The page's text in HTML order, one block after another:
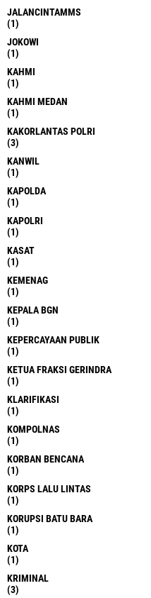
JALANCINTAMMS
(1)
JOKOWI
(1)
KAHMI
(1)
KAHMI MEDAN
(1)
KAKORLANTAS POLRI
(3)
KANWIL
(1)
KAPOLDA
(1)
KAPOLRI
(1)
KASAT
(1)
KEMENAG
(1)
KEPALA BGN
(1)
KEPERCAYAAN PUBLIK
(1)
KETUA FRAKSI GERINDRA
(1)
KLARIFIKASI
(1)
KOMPOLNAS
(1)
KORBAN BENCANA
(1)
KORPS LALU LINTAS
(1)
KORUPSI BATU BARA
(1)
KOTA
(1)
KRIMINAL
(3)